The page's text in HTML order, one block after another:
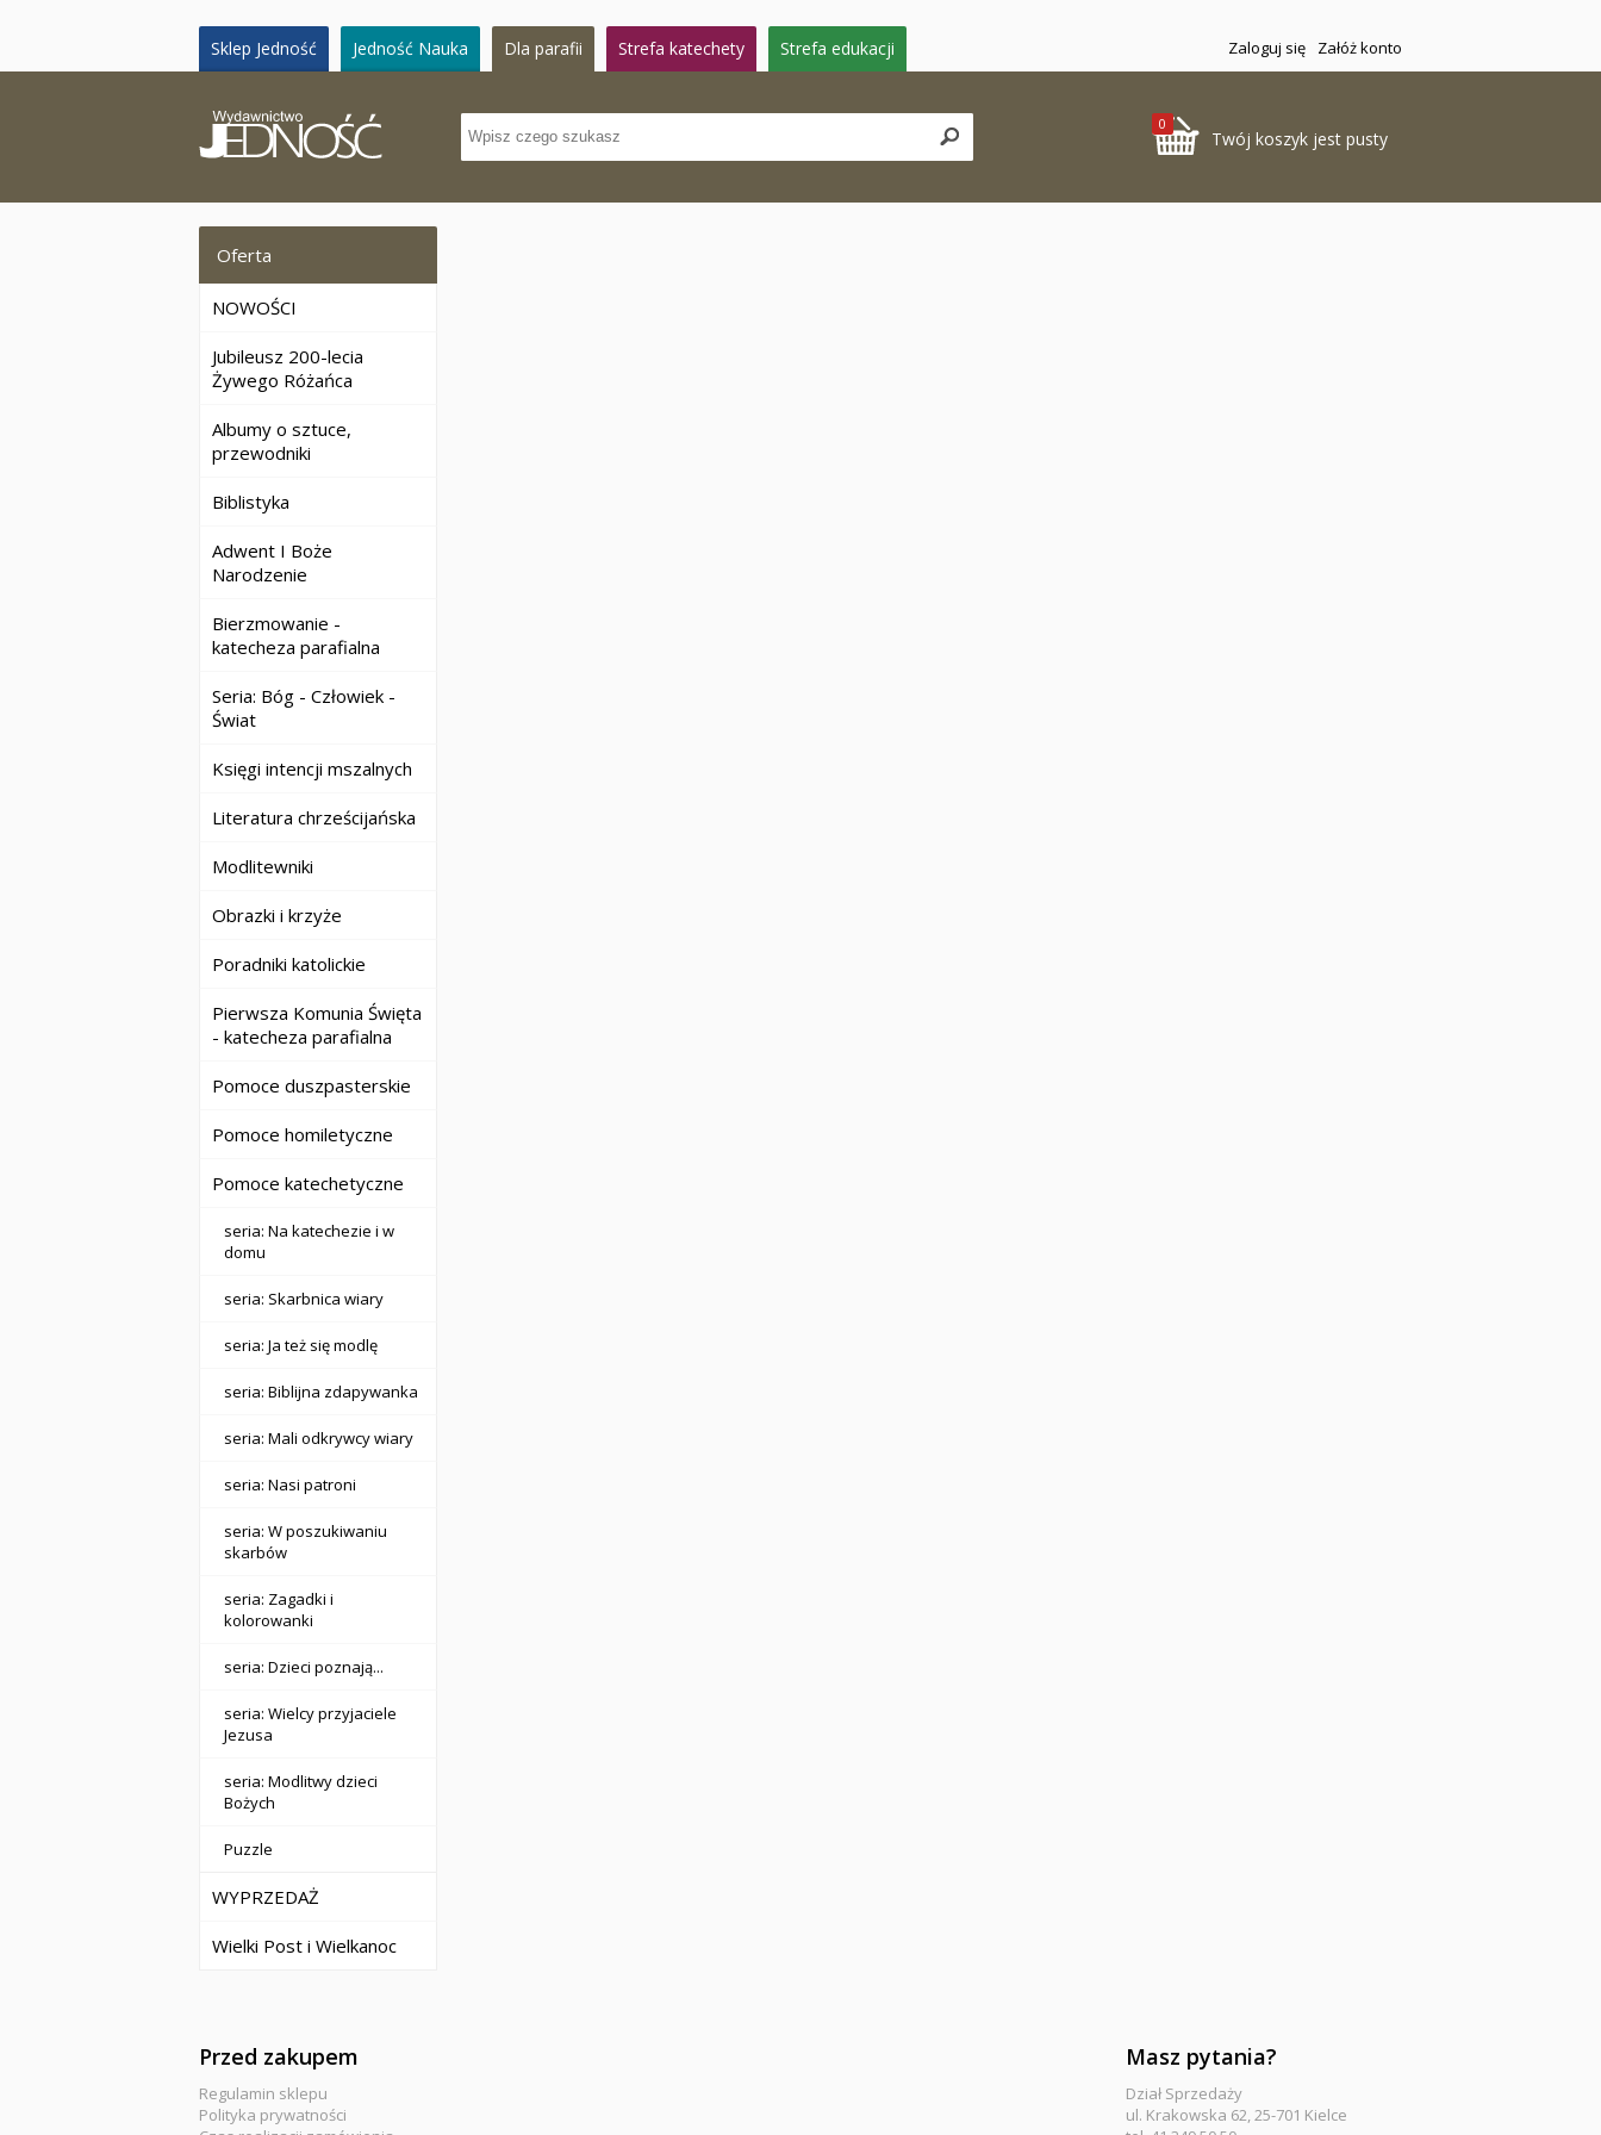
Sklep Jedność Jedność Nauka Dla parafii Strefa katechety Strefa edukacji Zaloguj się Załóż konto
0
Twój koszyk jest pusty
Oferta
NOWOŚCI
Jubileusz 200-lecia
Żywego Różańca
Albumy o sztuce,
przewodniki
Biblistyka
Adwent I Boże
Narodzenie
Bierzmowanie -
katecheza parafialna
Seria: Bóg - Człowiek -
Świat
Księgi intencji mszalnych
Literatura chrześcijańska
Modlitewniki
Obrazki i krzyże
Poradniki katolickie
Pierwsza Komunia Święta
- katecheza parafialna
Pomoce duszpasterskie
Pomoce homiletyczne
Pomoce katechetyczne
seria: Na katechezie i w
domu
seria: Skarbnica wiary
seria: Ja też się modlę
seria: Biblijna zdapywanka
seria: Mali odkrywcy wiary
seria: Nasi patroni
seria: W poszukiwaniu
skarbów
seria: Zagadki i
kolorowanki
seria: Dzieci poznają...
seria: Wielcy przyjaciele
Jezusa
seria: Modlitwy dzieci
Bożych
Puzzle
WYPRZEDAŻ
Wielki Post i Wielkanoc
Przed zakupem
Regulamin sklepu
Polityka prywatności
Masz pytania?
Dział Sprzedaży
ul. Krakowska 62, 25-701 Kielce